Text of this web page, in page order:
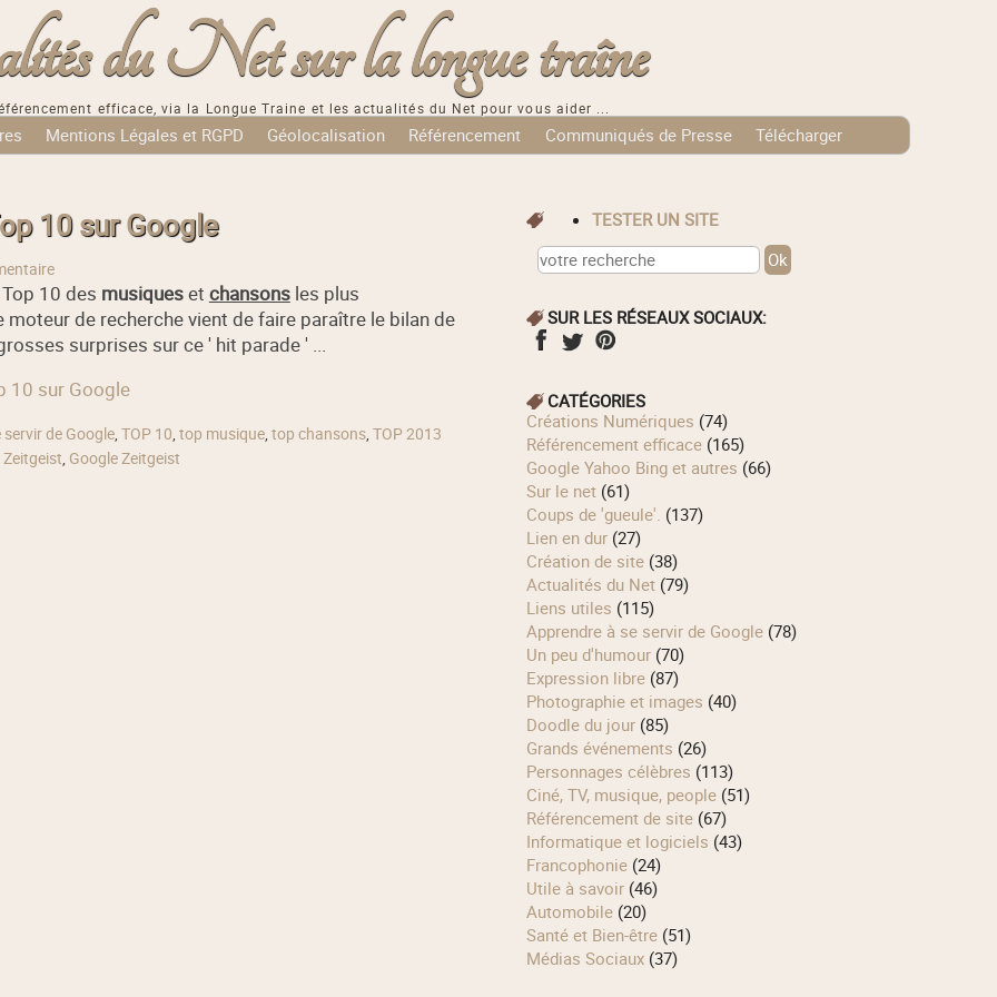
du Net sur la longue traîne
efficace, via la Longue Traine et les actualités du Net pour vous aider ...
Mentions Légales et RGPD Géolocalisation Référencement Communiqués de Presse
Télécharger
10 sur Google
10 des musiqueset chansonsles plus
de recherche vient de faire paraître le bilan de
surprises sur ce ' hit parade ' ...
10 sur Google
servir de Google, TOP 10, top musique, top chansons, TOP 2013
Zeitgeist, Google Zeitgeist
TESTER UN SITE
SUR LES RÉSEAUX SOCIAUX:
CATÉGORIES
Créations Numériques (74)
Référencement efficace(165)
Google Yahoo Bing et autres (66)
Sur le net(61)
Coups de 'gueule'. (137)
Lien en dur(27)
Création de site(38)
Actualités du Net(79)
Liens utiles (115)
Apprendre à se servir de Google(78)
Un peu d'humour(70)
Expression libre(87)
Photographie et images (40)
Doodle du jour(85)
Grands événements (26)
Personnages célèbres (113)
Ciné, TV, musique, people(51)
Référencement de site(67)
Informatique et logiciels (43)
Francophonie(24)
Utile à savoir(46)
Automobile(20)
Santé et Bien-être(51)
Médias Sociaux(37)